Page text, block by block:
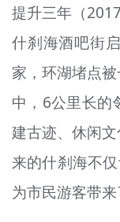
提升三年（
什刹海酒吧街
家，环湖堵点
中，6公里长的
建古迹、休闲
来的什刹海不
为市民游客带来